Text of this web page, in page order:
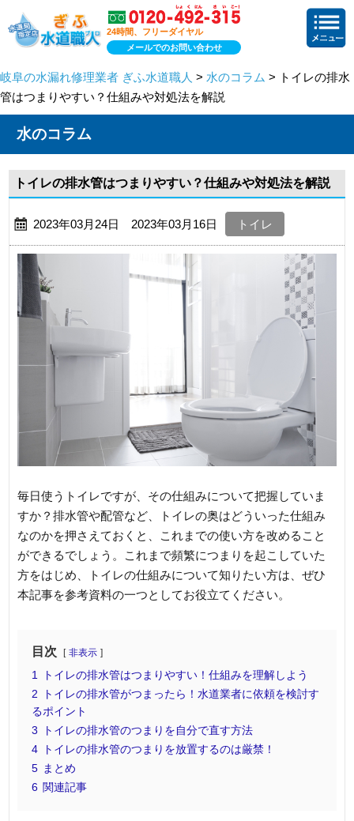
24時間、フリーダイヤル
メールでのお問い合わせ
岐阜の水漏れ修理業者 ぎふ水道職人 > 水のコラム > トイレの排水
管はつまりやすい？仕組みや対処法を解説
水のコラム
トイレの排水管はつまりやすい？仕組みや対処法を解説
2023年03月24日 2023年03月16日 トイレ
毎日使うトイレですが、その仕組みについて把握していま
すか？排水管や配管など、トイレの奥はどういった仕組み
なのかを押さえておくと、これまでの使い方を改めること
ができるでしょう。これまで頻繁につまりを起こしていた
方をはじめ、トイレの仕組みについて知りたい方は、ぜひ
本記事を参考資料の一つとしてお役立てください。
目次 非表示
1
トイレの排水管はつまりやすい！仕組みを理解しよう
2
トイレの排水管がつまったら！水道業者に依頼を検討す
るポイント
3
トイレの排水管のつまりを自分で直す方法
4
トイレの排水管のつまりを放置するのは厳禁！
5 まとめ
6 関連記事